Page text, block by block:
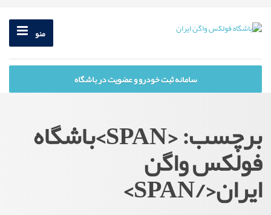
منو
سامانه ثبت خودرو و عضویت در باشگاه
برچسب: <SPAN>باشگاه
فولکس واگن
ایران</SPAN>